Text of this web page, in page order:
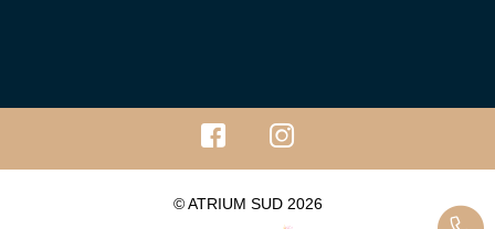
© ATRIUM SUD 2026